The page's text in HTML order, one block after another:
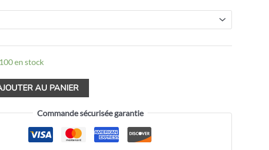
100 en stock
AU PANIER
Commande sécurisée garantie